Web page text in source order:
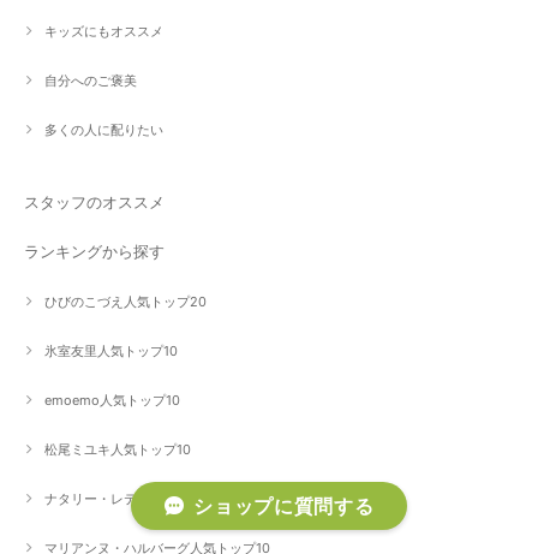
キッズにもオススメ
自分へのご褒美
多くの人に配りたい
スタッフのオススメ
ランキングから探す
ひびのこづえ人気トップ20
氷室友里人気トップ10
emoemo人気トップ10
松尾ミユキ人気トップ10
ナタリー・レテ人気トップ10
マリアンヌ・ハルバーグ人気トップ10
ショップに質問する